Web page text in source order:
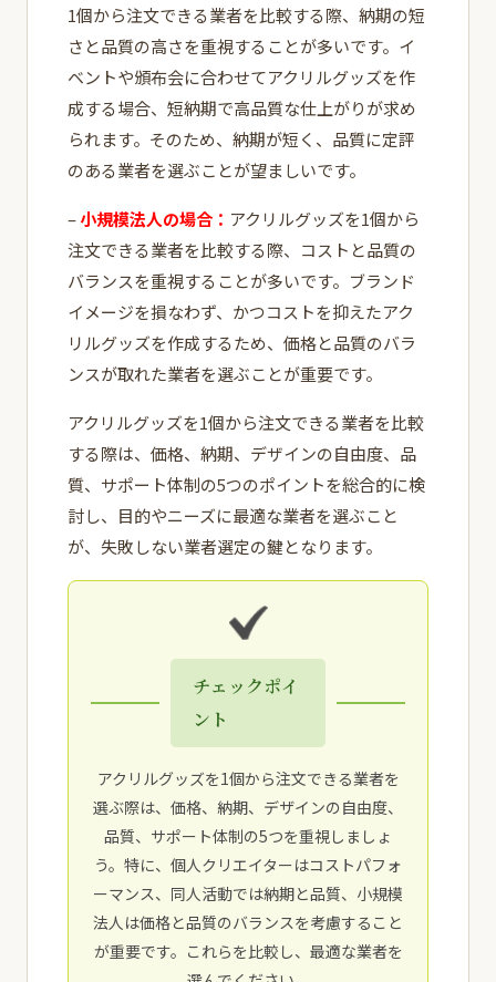
1個から注文できる業者を比較する際、納期の短
さと品質の高さを重視することが多いです。イ
ベントや頒布会に合わせてアクリルグッズを作
成する場合、短納期で高品質な仕上がりが求め
られます。そのため、納期が短く、品質に定評
のある業者を選ぶことが望ましいです。
–小規模法人の場合： アクリルグッズを1個から
注文できる業者を比較する際、コストと品質の
バランスを重視することが多いです。ブランド
イメージを損なわず、かつコストを抑えたアク
リルグッズを作成するため、価格と品質のバラ
ンスが取れた業者を選ぶことが重要です。
アクリルグッズを1個から注文できる業者を比較
する際は、価格、納期、デザインの自由度、品
質、サポート体制の5つのポイントを総合的に検
討し、目的やニーズに最適な業者を選ぶこと
が、失敗しない業者選定の鍵となります。
チェックポイ
ント
アクリルグッズを1個から注文できる業者を
選ぶ際は、価格、納期、デザインの自由度、
品質、サポート体制の5つを重視しましょ
う。特に、個人クリエイターはコストパフォ
ーマンス、同人活動では納期と品質、小規模
法人は価格と品質のバランスを考慮すること
が重要です。これらを比較し、最適な業者を